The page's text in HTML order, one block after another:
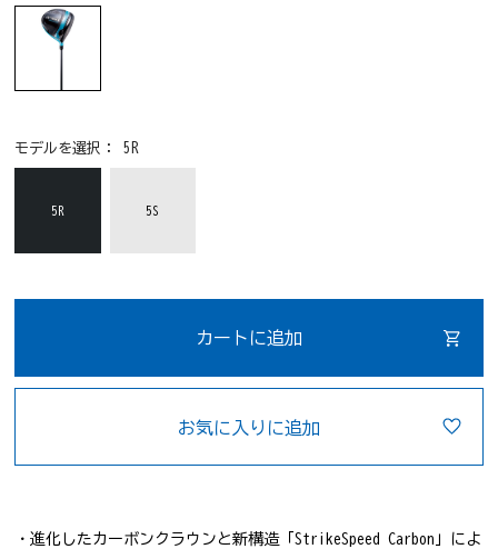
モデルを選択：5R
5R 5S
カートに追加
お気に入りに追加
・進化したカーボンクラウンと新構造「StrikeSpeed Carbon」によ